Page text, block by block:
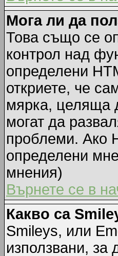
Мога ли да
Това също се
контрол над
определени
откриете, че
мярка, целяща
могат да
проблеми. Ако
определени
мнения)
Върнете се в
Какво са
Smileys, или
използвани, за